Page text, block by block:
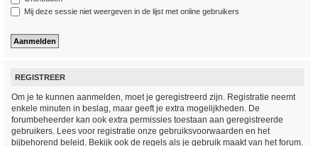
Mij deze sessie niet weergeven in de lijst met online gebruikers
REGISTREER
Om je te kunnen aanmelden, moet je geregistreerd zijn. Registratie neemt
enkele minuten in beslag, maar geeft je extra mogelijkheden. De
forumbeheerder kan ook extra permissies toestaan aan geregistreerde
gebruikers. Lees voor registratie onze gebruiksvoorwaarden en het
bijbehorend beleid. Bekijk ook de regels als je gebruik maakt van het forum.